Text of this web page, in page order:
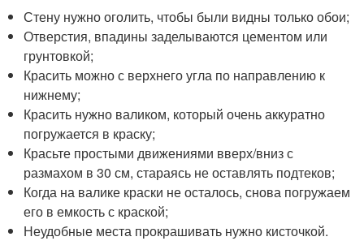
Стену нужно оголить, чтобы были видны только обои;
Отверстия, впадины заделываются цементом или
грунтовкой;
Красить можно с верхнего угла по направлению к
нижнему;
Красить нужно валиком, который очень аккуратно
погружается в краску;
Красьте простыми движениями вверх/вниз с
размахом в 30 см, стараясь не оставлять подтеков;
Когда на валике краски не осталось, снова погружаем
его в емкость с краской;
Неудобные места прокрашивать нужно кисточкой.